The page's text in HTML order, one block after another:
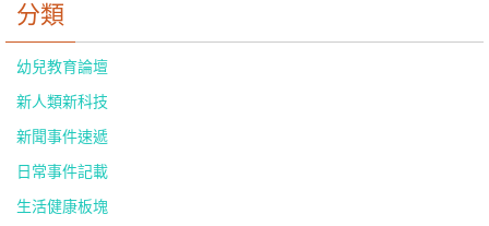
自，只要使用脫毛膏就要一直的使用下去。其實這是一個事實，由於
藥膏的脫毛只是作用在表面，並不是最徹底的脫毛，所以體毛1-2個星
期就會不斷的再生。
永久脫毛可選擇專業的激光脫毛技術，從根本上讓毛囊裡的黑色素有
所抑制，沒有黑色素的供給，毛髮也就沒有了營養的供給。當然它並
不會破壞人們身體內部的汗液排出。只需要幾個療程，就能永久性的
甩開毛髮的束縛。
分類
幼兒教育論壇
新人類新科技
新聞事件速遞
日常事件記載
生活健康板塊